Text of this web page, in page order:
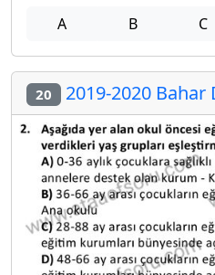
A B C
20 2019-2020 Bahar